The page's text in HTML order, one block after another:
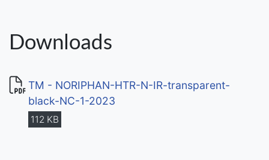
Downloads
TM - NORIPHAN-HTR-N-IR-transparent-
black-NC-1-2023
112 KB